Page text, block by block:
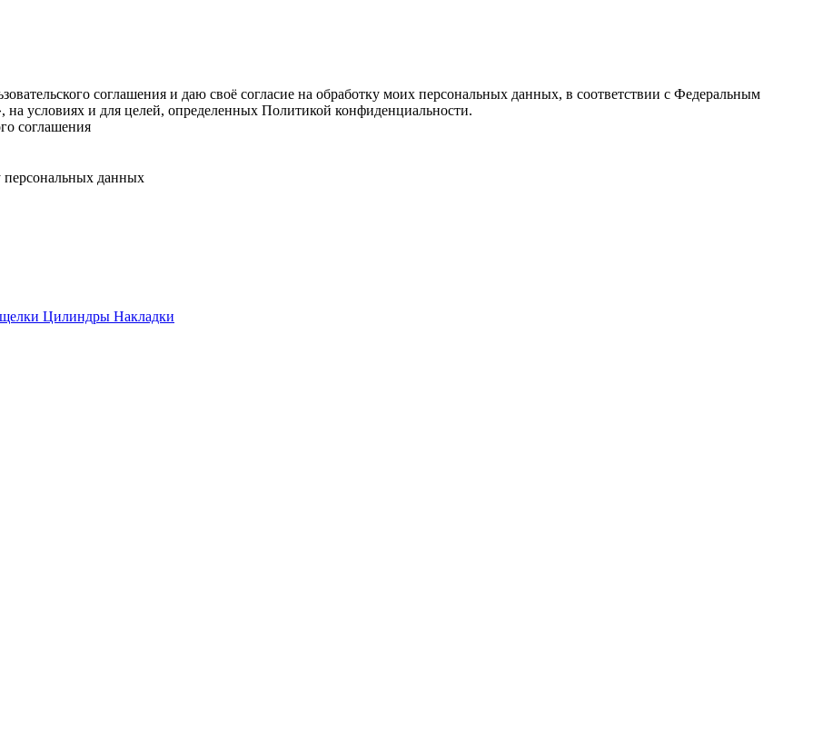
соглашения и даю своё согласие на обработку моих персональных данных, в соответствии с Федеральным
условиях и для целей, определенных Политикой конфиденциальности.
соглашения
данных
Цилиндры Накладки